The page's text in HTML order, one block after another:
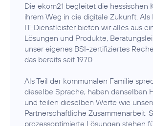
Die ekom21 begleitet die hessischen
ihrem Weg in die digitale Zukunft.
IT-Dienstleister bieten wir alles aus
Lösungen und Produkte,
unser eigenes BSI-zertifiziertes
das bereits seit 1970.
Als Teil der kommunalen Familie
dieselbe Sprache, haben denselben
und teilen dieselben Werte wie
Partnerschaftliche Zusammenarbeit,
prozessoptimierte Lösungen stehen